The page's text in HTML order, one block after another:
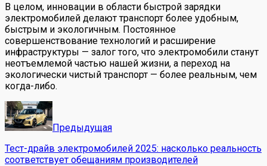
В целом, инновации в области быстрой зарядки
электромобилей делают транспорт более удобным,
быстрым и экологичным. Постоянное
совершенствование технологий и расширение
инфраструктуры — залог того, что электромобили станут
неотъемлемой частью нашей жизни, а переход на
экологически чистый транспорт — более реальным, чем
когда-либо.
Предыдущая
Тест-драйв электромобилей 2025: насколько реальность
соответствует обещаниям производителей